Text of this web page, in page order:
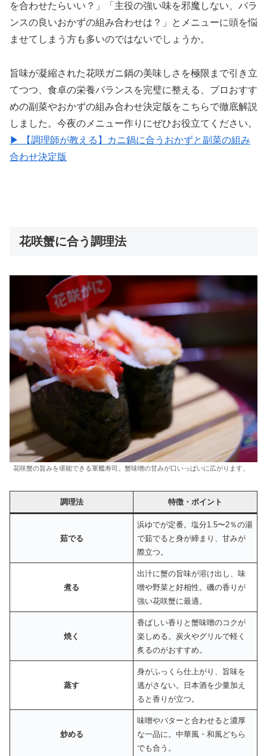
を合わせたらいい？」「主役の強い味を邪魔しない、バラ
ンスの良いおかずの組み合わせは？」とメニューに頭を悩
ませてしまう方も多いのではないでしょうか。
旨味が凝縮された花咲ガニ鍋の美味しさを極限まで引き立
てつつ、食卓の栄養バランスを完璧に整える、プロおすす
めの副菜やおかずの組み合わせ決定版をこちらで徹底解説
しました。今夜のメニュー作りにぜひお役立てください。
▶ 【調理師が教える】カニ鍋に合うおかずと副菜の組み
合わせ決定版
花咲蟹に合う調理法
花咲蟹の旨みを堪能できる軍艦寿司。蟹味噌の甘みが口いっぱいに広がります。
調理法 特徴・ポイント
茹でる
浜ゆでが定番。塩分1.5〜2％の湯
で茹でると身が締まり、甘みが
際立つ。
煮る
出汁に蟹の旨味が溶け出し、味
噌や野菜と好相性。磯の香りが
強い花咲蟹に最適。
焼く
香ばしい香りと蟹味噌のコクが
楽しめる。炭火やグリルで軽く
炙るのがおすすめ。
蒸す
身がふっくら仕上がり、旨味を
逃がさない。日本酒を少量加え
ると香りが立つ。
炒める
味噌やバターと合わせると濃厚
な一品に。中華風・和風どちら
でも合う。